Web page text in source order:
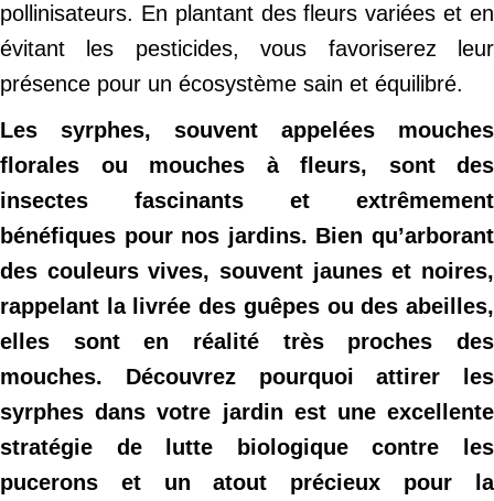
pollinisateurs. En plantant des fleurs variées et en
évitant les pesticides, vous favoriserez leur
présence pour un écosystème sain et équilibré.
Les syrphes, souvent appelées mouches
florales ou mouches à fleurs, sont des
insectes fascinants et extrêmement
bénéfiques pour nos jardins. Bien qu’arborant
des couleurs vives, souvent jaunes et noires,
rappelant la livrée des guêpes ou des abeilles,
elles sont en réalité très proches des
mouches. Découvrez pourquoi attirer les
syrphes dans votre jardin est une excellente
stratégie de lutte biologique contre les
pucerons et un atout précieux pour la